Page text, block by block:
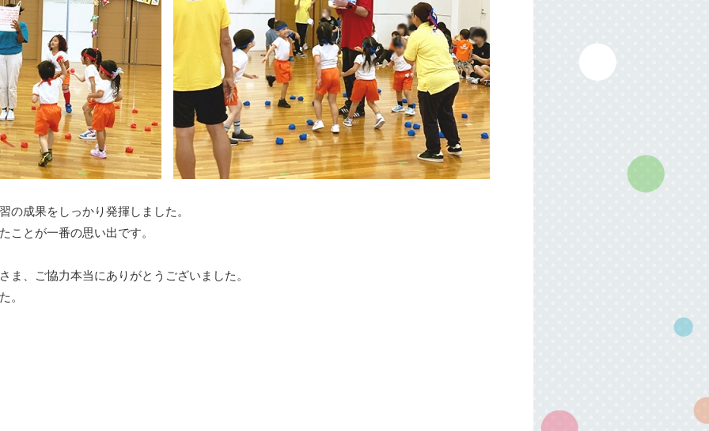
の成果をしっかり発揮しました。
ことが一番の思い出です。
ま、ご協力本当にありがとうございました。
。